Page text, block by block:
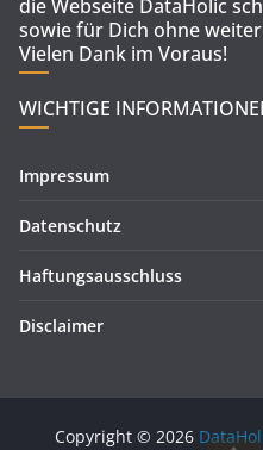
die Webseite DataHolic
sowie für Dich ohne
Vielen Dank im Voraus!
WICHTIGE
Impressum
Datenschutz
Haftungsausschluss
Disclaimer
Copyright © 2026